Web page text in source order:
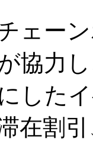
ェー
協力
した
在割